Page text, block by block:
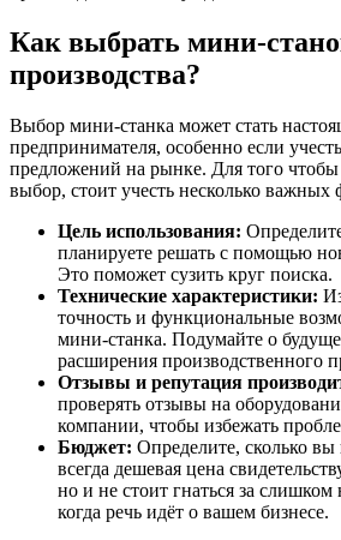
Как выбрать мини-
производства?
Выбор мини-станка может стать
предпринимателя, особенно если
предложений на рынке. Для того чтобы
выбор, стоит учесть несколько важных
Цель использования:
планируете решать с помощью
Это поможет сузить круг поиска.
Технические характеристики:
точность и функциональные
мини-станка. Подумайте о
расширения производственного
Отзывы и репутация
проверять отзывы на
компании, чтобы избежать
Бюджет: Определите, сколько
всегда дешевая цена
но и не стоит гнаться за
когда речь идёт о вашем бизнесе.